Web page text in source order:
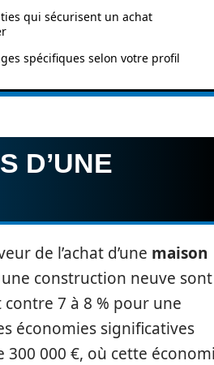
qui sécurisent un achat
spécifiques selon votre profil
D’UNE
de l’achat d’une maison
construction neuve sont
7 à 8 % pour une
économies significatives
000 €, où cette